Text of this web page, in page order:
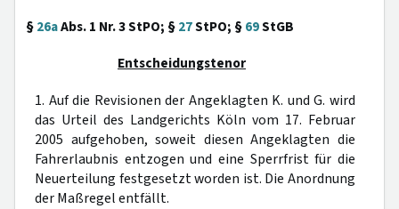
§26aAbs. 1 Nr. 3 StPO; §27StPO; §69StGB
Entscheidungstenor
1. Auf die Revisionen der Angeklagten K. und G. wird
das Urteil des Landgerichts Köln vom 17. Februar
2005 aufgehoben, soweit diesen Angeklagten die
Fahrerlaubnis entzogen und eine Sperrfrist für die
Neuerteilung festgesetzt worden ist. Die Anordnung
der Maßregel entfällt.